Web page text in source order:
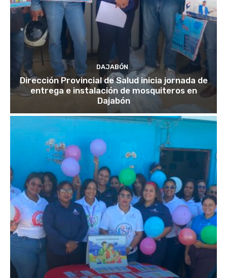
DAJABÓN
Dirección Provincial de Salud inicia jornada de
entrega e instalación de mosquiteros en
Dajabón